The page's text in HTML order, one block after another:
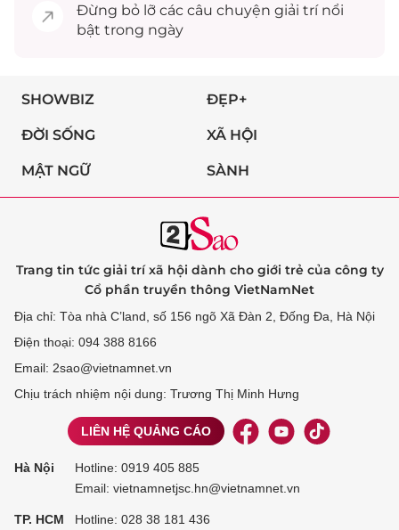
Đừng bỏ lỡ các câu chuyện giải trínổi
bật trong ngày
SHOWBIZ ĐẸP+
ĐỜI SỐNG XÃ HỘI
MẬT NGỮ SÀNH
Trang tin tức giải trí xã hội dành cho giới trẻ của công ty
Cổ phần truyền thông VietNamNet
Địa chỉ: Tòa nhà C’land, số 156 ngõ Xã Đàn 2, Đống Đa, Hà Nội
Điện thoại: 094 388 8166
Email: 2sao@vietnamnet.vn
Chịu trách nhiệm nội dung: Trương Thị Minh Hưng
LIÊN HỆ QUẢNG CÁO
Hà Nội Hotline: 0919 405 885
Email: vietnamnetjsc.hn@vietnamnet.vn
TP. HCM Hotline: 028 38 181 436